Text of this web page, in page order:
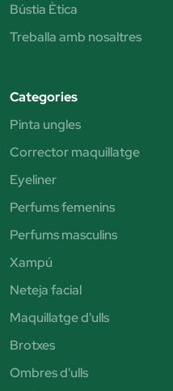
Bústia Ètica
Treballa amb nosaltres
Categories
Pinta ungles
Corrector maquillatge
Eyeliner
Perfums femenins
Perfums masculins
Xampú
Neteja facial
Maquillatge d'ulls
Brotxes
Ombres d'ulls